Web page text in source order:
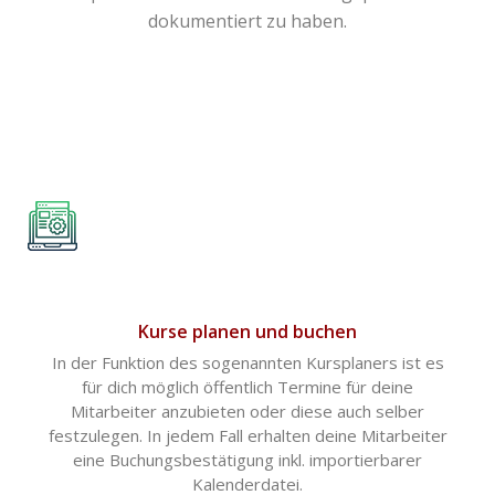
dokumentiert zu haben.
Kurse planen und buchen
In der Funktion des sogenannten Kursplaners ist es
für dich möglich öffentlich Termine für deine
Mitarbeiter anzubieten oder diese auch selber
festzulegen. In jedem Fall erhalten deine Mitarbeiter
eine Buchungsbestätigung inkl. importierbarer
Kalenderdatei.